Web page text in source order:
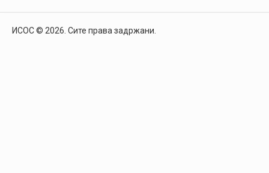
ИСОС © 2026. Сите права задржани.